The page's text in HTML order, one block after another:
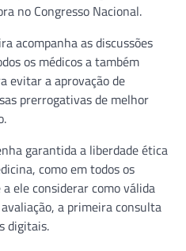
no Congresso Nacional.
acompanha as discussões
os médicos a também
evitar a aprovação de
prerrogativas de melhor
garantida a liberdade ética
como em todos os
ele considerar como válida
a primeira consulta
digitais.